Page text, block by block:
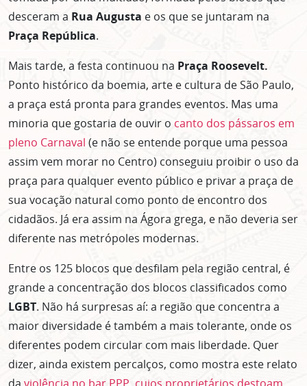
desceram a Rua Augusta e os que se juntaram na
Praça República.
Mais tarde, a festa continuou na Praça Roosevelt.
Ponto histórico da boemia, arte e cultura de São Paulo,
a praça está pronta para grandes eventos. Mas uma
minoria que gostaria de ouvir o canto dos pássaros em
pleno Carnaval (e não se entende porque uma pessoa
assim vem morar no Centro) conseguiu proibir o uso da
praça para qualquer evento público e privar a praça de
sua vocação natural como ponto de encontro dos
cidadãos. Já era assim na Ágora grega, e não deveria ser
diferente nas metrópoles modernas.
Entre os 125 blocos que desfilam pela região central, é
grande a concentração dos blocos classificados como
LGBT. Não há surpresas aí: a região que concentra a
maior diversidade é também a mais tolerante, onde os
diferentes podem circular com mais liberdade. Quer
dizer, ainda existem percalços, como mostra este relato